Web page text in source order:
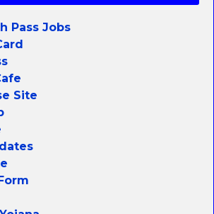
Pass Jobs
Site